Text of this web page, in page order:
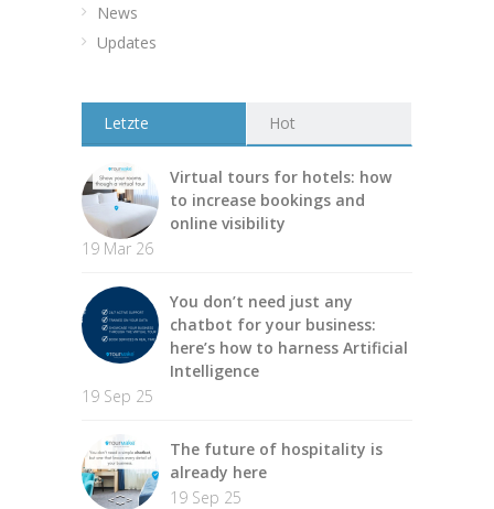
News
Updates
Letzte Hot
Virtual tours for hotels: how
to increase bookings and
online visibility
19 Mar 26
You don’t need just any
chatbot for your business:
here’s how to harness Artificial
Intelligence
19 Sep 25
The future of hospitality is
already here
19 Sep 25